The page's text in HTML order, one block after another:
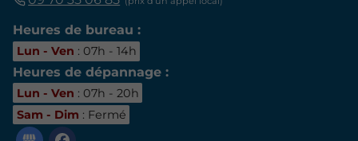
Heures de bureau :
Lun - Ven : 07h - 14h
Heures de dépannage :
Lun - Ven : 07h - 20h
Sam - Dim : Fermé